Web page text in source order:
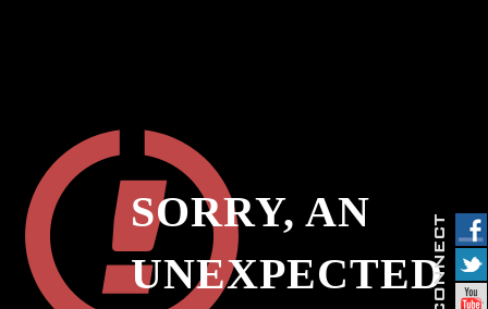
SORRY, AN
UNEXPECTED